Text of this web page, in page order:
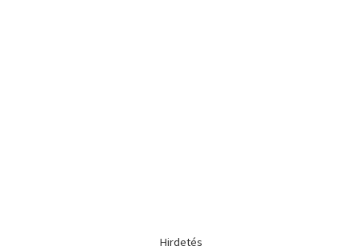
Hirdetés